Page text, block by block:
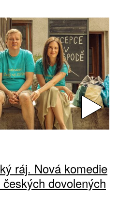
ráj. Nová komedie
dovolených